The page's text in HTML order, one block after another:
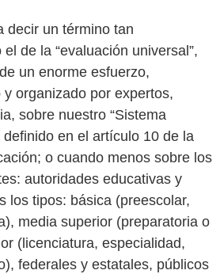
decir un término tan
de la “evaluación universal”,
un enorme esfuerzo,
organizado por expertos,
sobre nuestro “Sistema
definido en el artículo 10 de la
o cuando menos sobre los
autoridades educativas y
los tipos: básica (preescolar,
media superior (preparatoria o
(licenciatura, especialidad,
federales y estatales, públicos